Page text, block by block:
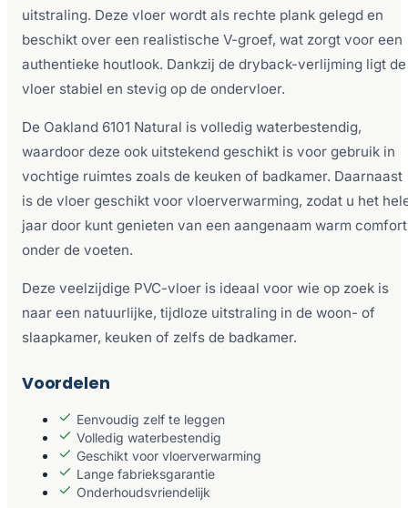
uitstraling. Deze vloer wordt als rechte plank gelegd en
beschikt over een realistische V-groef, wat zorgt voor een
authentieke houtlook. Dankzij de dryback-verlijming ligt de
vloer stabiel en stevig op de ondervloer.
De Oakland 6101 Natural is volledig waterbestendig,
waardoor deze ook uitstekend geschikt is voor gebruik in
vochtige ruimtes zoals de keuken of badkamer. Daarnaast
is de vloer geschikt voor vloerverwarming, zodat u het
jaar door kunt genieten van een aangenaam warm comfort
onder de voeten.
Deze veelzijdige PVC-vloer is ideaal voor wie op zoek is
naar een natuurlijke, tijdloze uitstraling in de woon- of
slaapkamer, keuken of zelfs de badkamer.
Voordelen
Eenvoudig zelf te leggen
Volledig waterbestendig
Geschikt voor vloerverwarming
Lange fabrieksgarantie
Onderhoudsvriendelijk